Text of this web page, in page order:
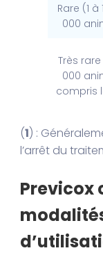
Rare (1
000
Très rare
000
compris
(1) :
l’arrêt du
Previcox